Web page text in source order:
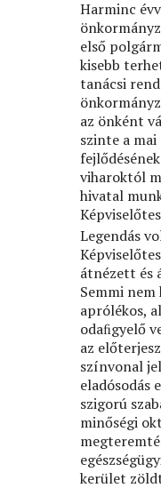
Harminc
első
kisebb
tanácsi
az önként
szinte a
viharoktól
hivatal
Legendás
átnézett és
Semmi
aprólékos,
odaﬁgyelő
az
színvonal
eladósodás
szigorú
minőségi
kerület